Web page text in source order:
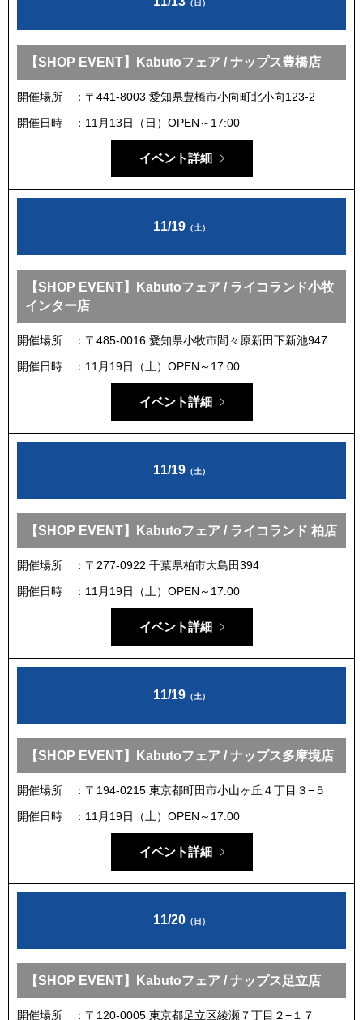
（日）
【SHOP EVENT】Kabutoフェア / ナップス豊橋店
開催場所
〒441-8003 愛知県豊橋市小向町北小向123‐2
開催日時
11月13日（日）OPEN～17:00
イベント詳細
11/19 （土）
【SHOP EVENT】Kabutoフェア / ライコランド小牧
インター店
開催場所
〒485-0016 愛知県小牧市間々原新田下新池947
開催日時
11月19日（土）OPEN～17:00
イベント詳細
11/19 （土）
【SHOP EVENT】Kabutoフェア / ライコランド 柏店
開催場所
〒277-0922 千葉県柏市大島田394
開催日時
11月19日（土）OPEN～17:00
イベント詳細
11/19 （土）
【SHOP EVENT】Kabutoフェア / ナップス多摩境店
開催場所
〒194-0215 東京都町田市小山ヶ丘４丁目３−５
開催日時
11月19日（土）OPEN～17:00
イベント詳細
11/20 （日）
【SHOP EVENT】Kabutoフェア / ナップス足立店
開催場所
〒120-0005 東京都足立区綾瀬７丁目２−１７